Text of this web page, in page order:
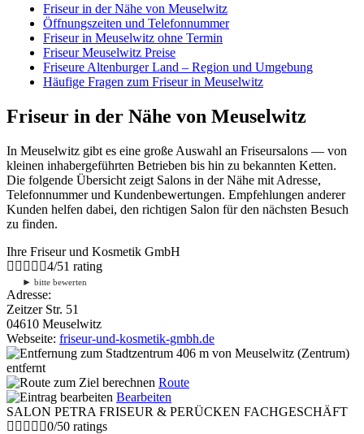
Friseur in der Nähe von Meuselwitz
Öffnungszeiten und Telefonnummer
Friseur in Meuselwitz ohne Termin
Friseur Meuselwitz Preise
Friseure Altenburger Land – Region und Umgebung
Häufige Fragen zum Friseur in Meuselwitz
Friseur in der Nähe von Meuselwitz
In Meuselwitz gibt es eine große Auswahl an Friseursalons — von
kleinen inhabergeführten Betrieben bis hin zu bekannten Ketten.
Die folgende Übersicht zeigt Salons in der Nähe mit Adresse,
Telefonnummer und Kundenbewertungen. Empfehlungen anderer
Kunden helfen dabei, den richtigen Salon für den nächsten Besuch
zu finden.
Ihre Friseur und Kosmetik GmbH
4/51 rating
► bitte bewerten
Adresse:
Zeitzer Str. 51
04610 Meuselwitz
Webseite: friseur-und-kosmetik-gmbh.de
406 m von Meuselwitz (Zentrum)
entfernt
Route
Bearbeiten
SALON PETRA FRISEUR & PERÜCKEN FACHGESCHÄFT
0/50 ratings